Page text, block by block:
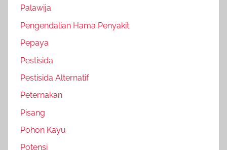
Palawija
Pengendalian Hama Penyakit
Pepaya
Pestisida
Pestisida Alternatif
Peternakan
Pisang
Pohon Kayu
Potensi